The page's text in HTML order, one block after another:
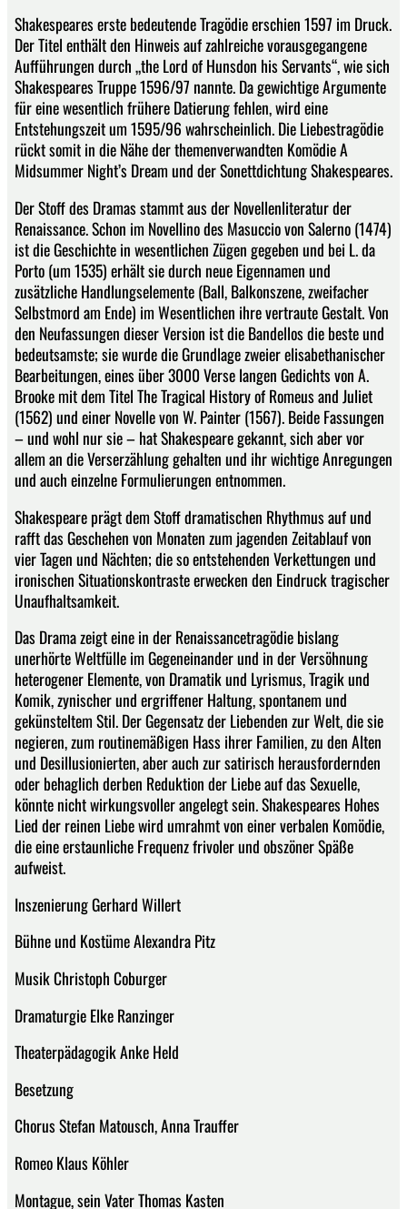
Shakespeares erste bedeutende Tragödie erschien 1597 im Druck.
Der Titel enthält den Hinweis auf zahlreiche vorausgegangene
Aufführungen durch „the Lord of Hunsdon his Servants“, wie sich
Shakespeares Truppe 1596/97 nannte. Da gewichtige Argumente
für eine wesentlich frühere Datierung fehlen, wird eine
Entstehungszeit um 1595/96 wahrscheinlich. Die Liebestragödie
rückt somit in die Nähe der themenverwandten Komödie A
Midsummer Night’s Dream und der Sonettdichtung Shakespeares.
Der Stoff des Dramas stammt aus der Novellenliteratur der
Renaissance. Schon im Novellino des Masuccio von Salerno (1474)
ist die Geschichte in wesentlichen Zügen gegeben und bei L. da
Porto (um 1535) erhält sie durch neue Eigennamen und
zusätzliche Handlungselemente (Ball, Balkonszene, zweifacher
Selbstmord am Ende) im Wesentlichen ihre vertraute Gestalt. Von
den Neufassungen dieser Version ist die Bandellos die beste und
bedeutsamste; sie wurde die Grundlage zweier elisabethanischer
Bearbeitungen, eines über 3000 Verse langen Gedichts von A.
Brooke mit dem Titel The Tragical History of Romeus and Juliet
(1562) und einer Novelle von W. Painter (1567). Beide Fassungen
– und wohl nur sie – hat Shakespeare gekannt, sich aber vor
allem an die Verserzählung gehalten und ihr wichtige Anregungen
und auch einzelne Formulierungen entnommen.
Shakespeare prägt dem Stoff dramatischen Rhythmus auf und
rafft das Geschehen von Monaten zum jagenden Zeitablauf von
vier Tagen und Nächten; die so entstehenden Verkettungen und
ironischen Situationskontraste erwecken den Eindruck tragischer
Unaufhaltsamkeit.
Das Drama zeigt eine in der Renaissancetragödie bislang
unerhörte Weltfülle im Gegeneinander und in der Versöhnung
heterogener Elemente, von Dramatik und Lyrismus, Tragik und
Komik, zynischer und ergriffener Haltung, spontanem und
gekünsteltem Stil. Der Gegensatz der Liebenden zur Welt, die sie
negieren, zum routinemäßigen Hass ihrer Familien, zu den Alten
und Desillusionierten, aber auch zur satirisch herausfordernden
oder behaglich derben Reduktion der Liebe auf das Sexuelle,
könnte nicht wirkungsvoller angelegt sein. Shakespeares Hohes
Lied der reinen Liebe wird umrahmt von einer verbalen Komödie,
die eine erstaunliche Frequenz frivoler und obszöner Späße
aufweist.
Inszenierung Gerhard Willert
Bühne und Kostüme Alexandra Pitz
Musik Christoph Coburger
Dramaturgie Elke Ranzinger
Theaterpädagogik Anke Held
Besetzung
Chorus Stefan Matousch, Anna Trauffer
Romeo Klaus Köhler
Montague, sein Vater Thomas Kasten